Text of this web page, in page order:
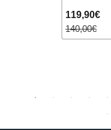
119,90€
140,00€